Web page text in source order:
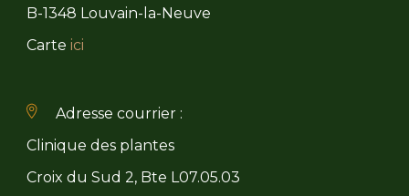
B-1348 Louvain-la-Neuve
Carte ici
Adresse courrier :
Clinique des plantes
Croix du Sud 2, Bte L07.05.03